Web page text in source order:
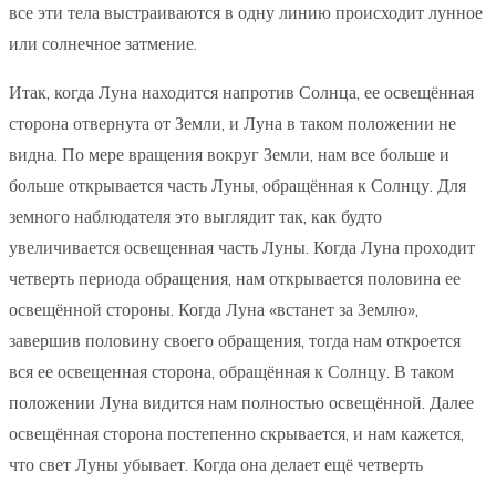
все эти тела выстраиваются в одну линию происходит лунное
или солнечное затмение.
Итак, когда Луна находится напротив Солнца, ее освещённая
сторона отвернута от Земли, и Луна в таком положении не
видна. По мере вращения вокруг Земли, нам все больше и
больше открывается часть Луны, обращённая к Солнцу. Для
земного наблюдателя это выглядит так, как будто
увеличивается освещенная часть Луны. Когда Луна проходит
четверть периода обращения, нам открывается половина ее
освещённой стороны. Когда Луна «встанет за Землю»,
завершив половину своего обращения, тогда нам откроется
вся ее освещенная сторона, обращённая к Солнцу. В таком
положении Луна видится нам полностью освещённой. Далее
освещённая сторона постепенно скрывается, и нам кажется,
что свет Луны убывает. Когда она делает ещё четверть